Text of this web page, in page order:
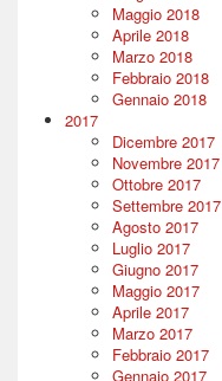
Maggio 2018
Aprile 2018
Marzo 2018
Febbraio 2018
Gennaio 2018
2017
Dicembre 2017
Novembre 2017
Ottobre 2017
Settembre 2017
Agosto 2017
Luglio 2017
Giugno 2017
Maggio 2017
Aprile 2017
Marzo 2017
Febbraio 2017
Gennaio 2017